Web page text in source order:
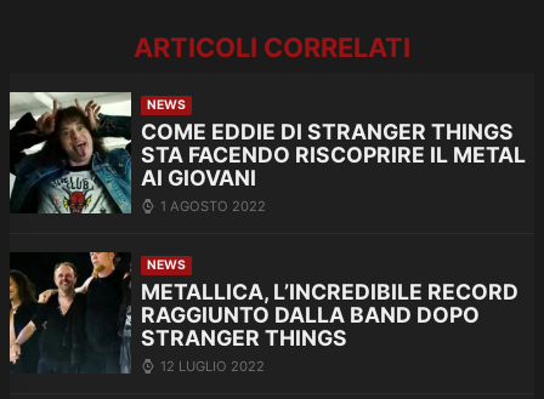
ARTICOLI CORRELATI
NEWS
COME EDDIE DI STRANGER THINGS
STA FACENDO RISCOPRIRE IL METAL
AI GIOVANI
1 AGOSTO 2022
NEWS
METALLICA, L’INCREDIBILE RECORD
RAGGIUNTO DALLA BAND DOPO
STRANGER THINGS
12 LUGLIO 2022